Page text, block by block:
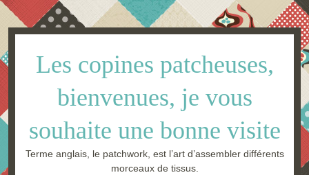
Les copines patcheuses,
bienvenues, je vous
souhaite une bonne visite
Terme anglais, le patchwork, est l’art d’assembler différents
morceaux de tissus.